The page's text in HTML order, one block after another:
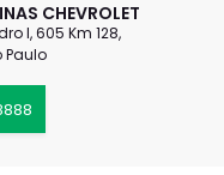
CHEVROLET
I, 605 Km 128,